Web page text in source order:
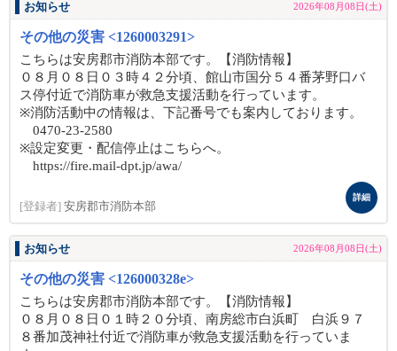
お知らせ 2026年08月08日(土)
その他の災害 <1260003291>
こちらは安房郡市消防本部です。【消防情報】
０８月０８日０３時４２分頃、館山市国分５４番茅野口バ
ス停付近で消防車が救急支援活動を行っています。
※消防活動中の情報は、下記番号でも案内しております。
0470-23-2580
※設定変更・配信停止はこちらへ。
https://fire.mail-dpt.jp/awa/
[登録者] 安房郡市消防本部
詳細
お知らせ 2026年08月08日(土)
その他の災害 <126000328e>
こちらは安房郡市消防本部です。【消防情報】
０８月０８日０１時２０分頃、南房総市白浜町 白浜９７
８番加茂神社付近で消防車が救急支援活動を行っていま